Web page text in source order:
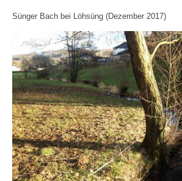
Sünger Bach bei Löhsüng (Dezember 2017)